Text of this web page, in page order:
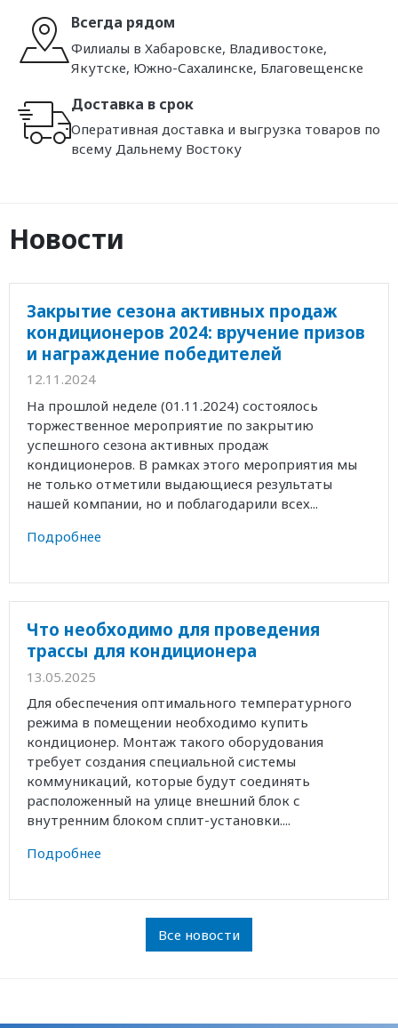
Всегда рядом
Филиалы в Хабаровске, Владивостоке,
Якутске, Южно-Сахалинске, Благовещенске
Доставка в срок
Оперативная доставка и выгрузка товаров по
всему Дальнему Востоку
Новости
Закрытие сезона активных продаж
кондиционеров 2024: вручение призов
и награждение победителей
12.11.2024
На прошлой неделе (01.11.2024) состоялось
торжественное мероприятие по закрытию
успешного сезона активных продаж
кондиционеров. В рамках этого мероприятия мы
не только отметили выдающиеся результаты
нашей компании, но и поблагодарили всех...
Подробнее
Что необходимо для проведения
трассы для кондиционера
13.05.2025
Для обеспечения оптимального температурного
режима в помещении необходимо купить
кондиционер. Монтаж такого оборудования
требует создания специальной системы
коммуникаций, которые будут соединять
расположенный на улице внешний блок с
внутренним блоком сплит-установки....
Подробнее
Все новости